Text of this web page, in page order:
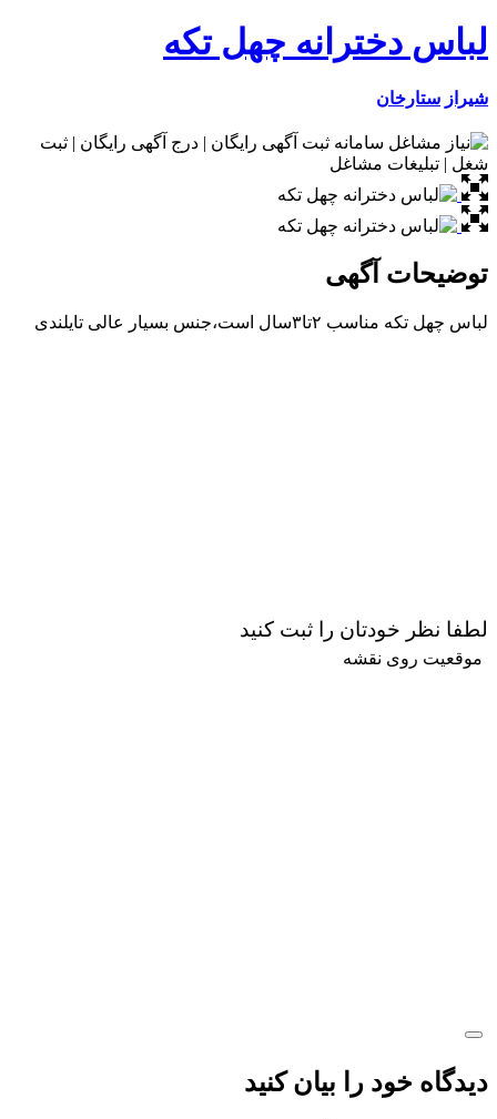
لباس دخترانه چهل تکه
شیراز ستارخان
توضیحات آگهی
لباس چهل تکه مناسب ٢تا٣سال است،جنس بسیار عالی تایلندی
لطفا نظر خودتان را ثبت کنید
موقعیت روی نقشه
دیدگاه خود را بیان کنید